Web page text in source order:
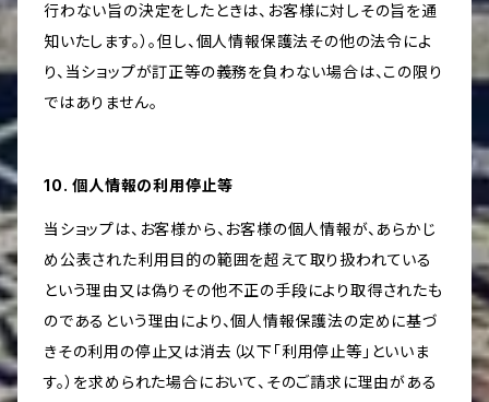
行わない旨の決定をしたときは、お客様に対しその旨を通
知いたします。）。但し、個人情報保護法その他の法令によ
り、当ショップが訂正等の義務を負わない場合は、この限り
ではありません。
10. 個人情報の利用停止等
当ショップは、お客様から、お客様の個人情報が、あらかじ
め公表された利用目的の範囲を超えて取り扱われている
という理由又は偽りその他不正の手段により取得されたも
のであるという理由により、個人情報保護法の定めに基づ
きその利用の停止又は消去（以下「利用停止等」といいま
す。）を求められた場合において、そのご請求に理由がある